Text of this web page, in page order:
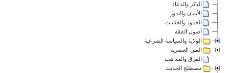
الذكر والدعاء
الأيمان والنذور
الحدود والجنايات
أصول الفقه
الولاية والسياسة الشرعية
الفتن العصرية
الفرق والمذاهب
مصطلح الحديث